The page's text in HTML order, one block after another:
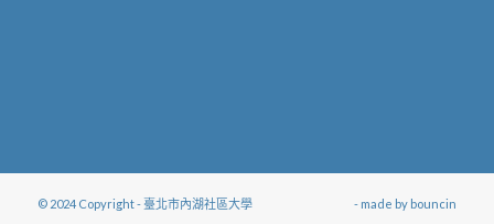
© 2024 Copyright - 臺北市內湖社區大學 - made by bouncin